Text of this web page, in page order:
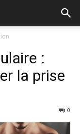
:
la prise
0